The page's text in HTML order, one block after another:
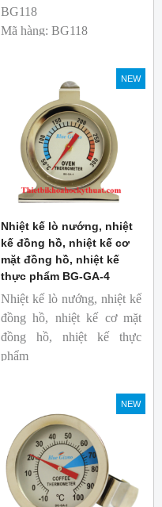
BG118
Mã hàng: BG118
NEW
Nhiệt kế lò nướng, nhiệt
kế đồng hồ, nhiệt kế cơ
mặt đồng hồ, nhiệt kế
thực phẩm BG-GA-4
Nhiệt kế lò nướng, nhiệt kế
đồng hồ, nhiệt kế cơ mặt
đồng hồ, nhiệt kế thực
phẩm
Thương hiệu: Blue Gizmo
NEW